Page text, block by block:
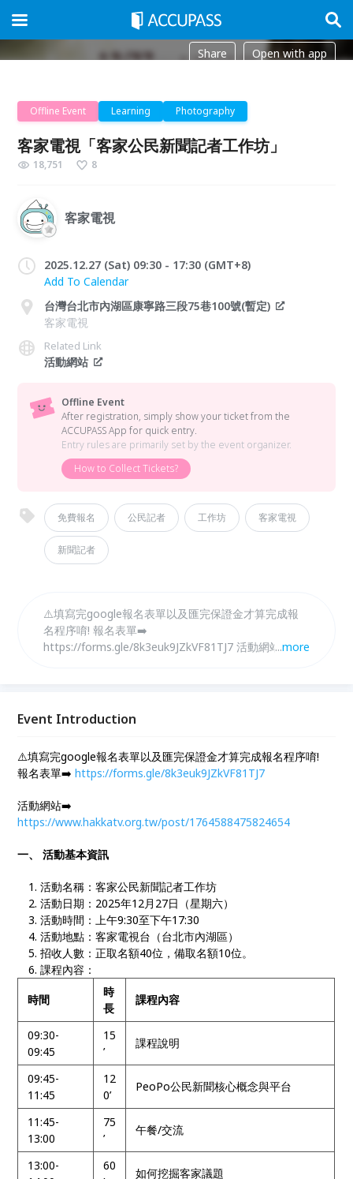
Share Open with app
Offline Event Learning Photography
客家電視「客家公民新聞記者工作坊」
18,751 8
客家電視
2025.12.27 (Sat) 09:30 - 17:30 (GMT+8)
Add To Calendar
台灣台北市內湖區康寧路三段75巷100號(暫定)
客家電視
Related Link
活動網站
Offline Event
After registration, simply show your ticket from the
ACCUPASS App for quick entry.
Entry rules are primarily set by the event organizer.
How to Collect Tickets?
免費報名 公民記者 工作坊 客家電視
新聞記者
⚠️填寫完google報名表單以及匯完保證金才算完成報
名程序唷! 報名表單➡️
https://forms.gle/8k3euk9JZkVF81TJ7 活動網站➡️
報導客家相關議題或公共事務有興趣者來免費報名 一
...more
Event Introduction
⚠️填寫完google報名表單以及匯完保證金才算完成報名程序唷!
報名表單➡️https://forms.gle/8k3euk9JZkVF81TJ7
活動網站➡️
https://www.hakkatv.org.tw/post/1764588475824654
一、 活動基本資訊
活動名稱：客家公民新聞記者工作坊
活動日期：2025年12月27日（星期六）
活動時間：上午9:30至下午17:30
活動地點：客家電視台（台北市內湖區）
招收人數：正取名額40位，備取名額10位。
課程內容：
時間
時
長
課程內容
09:30-
09:45
15
’
課程說明
09:45-
11:45
12
0’
PeoPo公民新聞核心概念與平台
11:45-
13:00
75
’
午餐/交流
13:00-
60
如何挖掘客家議題